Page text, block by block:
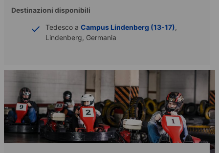
Destinazioni disponibili
Tedesco a Campus Lindenberg (13-17),
Lindenberg, Germania